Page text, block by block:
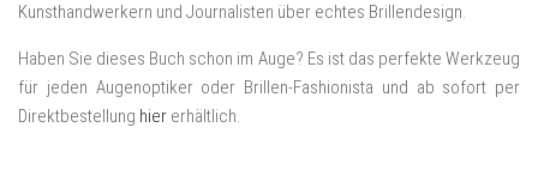
Kunsthandwerkern und Journalisten über echtes Brillendesign.
Haben Sie dieses Buch schon im Auge? Es ist das perfekte Werkzeug
für jeden Augenoptiker oder Brillen-Fashionista und ab sofort per
Direktbestellung hier erhältlich.